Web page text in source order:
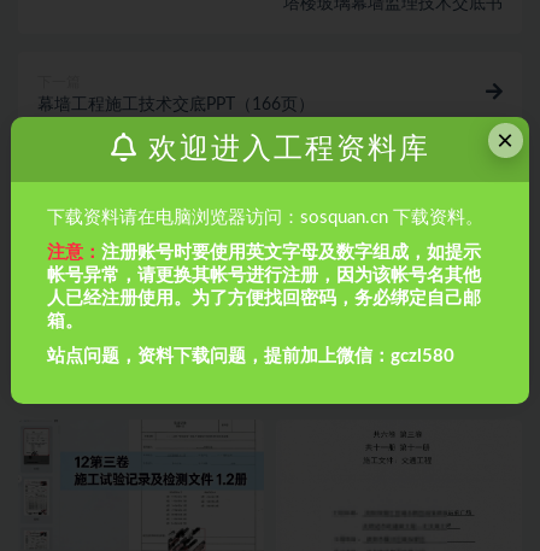
塔楼玻璃幕墙监理技术交底书
幕墙工程施工技术交底PPT（166页）
×
欢迎进入工程资料库
下载资料请在电脑浏览器访问：sosquan.cn 下载资料。
注意：注册账号时要使用英文字母及数字组成，如提示
帐号异常，请更换其帐号进行注册，因为该帐号名其他
人已经注册使用。为了方便找回密码，务必绑定自己邮
箱。
站点问题，资料下载问题，提前加上微信：gczl580